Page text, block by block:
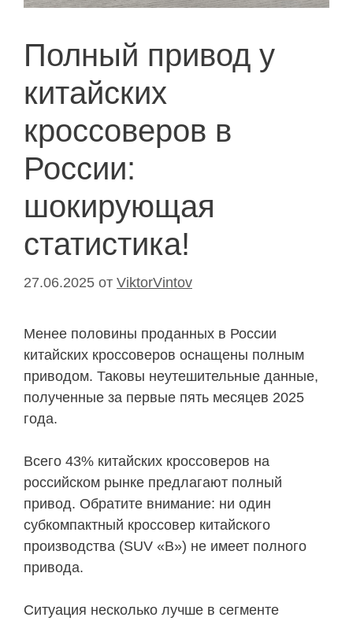
Полный привод у
китайских
кроссоверов в
России:
шокирующая
статистика!
27.06.2025 от ViktorVintov
Менее половины проданных в России
китайских кроссоверов оснащены полным
приводом. Таковы неутешительные данные,
полученные за первые пять месяцев 2025
года.
Всего 43% китайских кроссоверов на
российском рынке предлагают полный
привод. Обратите внимание: ни один
субкомпактный кроссовер китайского
производства (SUV «B») не имеет полного
привода.
Ситуация несколько лучше в сегменте